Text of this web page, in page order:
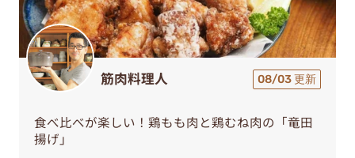
筋肉料理人 08/03 更新
食べ比べが楽しい！鶏もも肉と鶏むね肉の「竜田
揚げ」